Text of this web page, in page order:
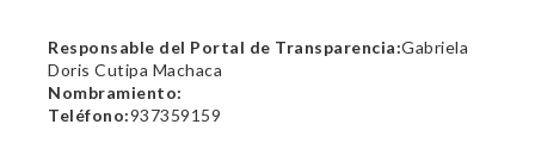
Responsable del Portal de Transparencia:Gabriela
Doris Cutipa Machaca
Nombramiento:
Teléfono:937359159